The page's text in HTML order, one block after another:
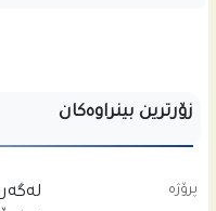
زۆرترین بینراوەکان
پرۆژە